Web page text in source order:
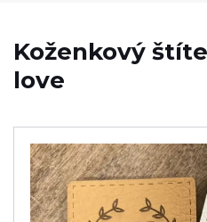
Koženkový
love